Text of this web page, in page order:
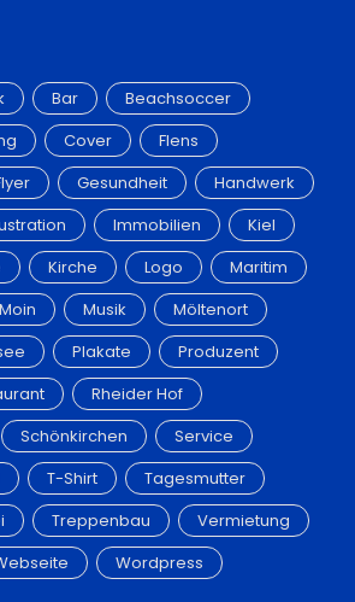
Bar
Beachsoccer
Cover
Flens
Gesundheit
Handwerk
Immobilien
Kiel
Kirche Logo
Maritim
Musik
Möltenort
Plakate
Produzent
Rheider Hof
Schönkirchen
Service
T-Shirt
Tagesmutter
Treppenbau
Vermietung
Wordpress